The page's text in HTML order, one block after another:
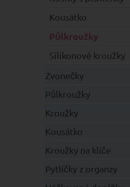
Kousátko
Půlkroužky
Silikonové kroužky
Zvonečky
Půlkroužky
Kroužky
Kousátko
Kroužky na klíče
Pytlíčky z organzy